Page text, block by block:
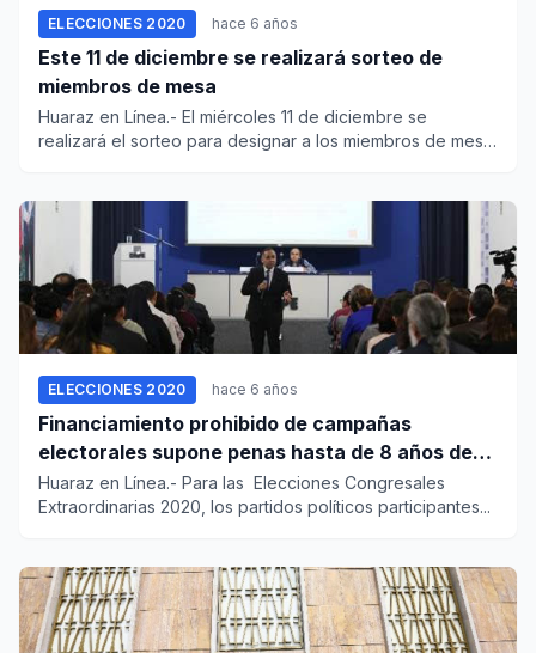
ELECCIONES 2020 hace 6 años
Este 11 de diciembre se realizará sorteo de
miembros de mesa
Huaraz en Línea.- El miércoles 11 de diciembre se
realizará el sorteo para designar a los miembros de mesa
ELECCIONES 2020 hace 6 años
Financiamiento prohibido de campañas
electorales supone penas hasta de 8 años de
cárcel
Huaraz en Línea.- Para las Elecciones Congresales
Extraordinarias 2020, los partidos políticos participantes...